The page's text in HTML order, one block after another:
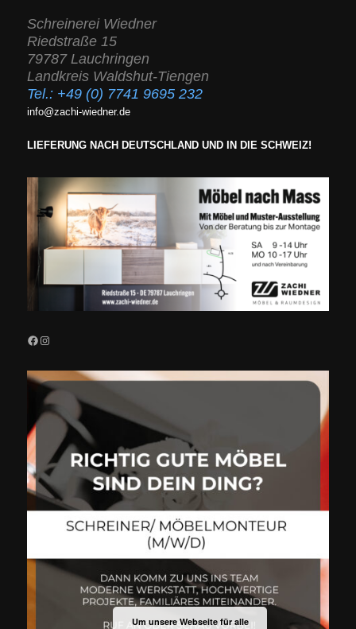
Schreinerei Wiedner
Riedstraße 15
79787 Lauchringen
Landkreis Waldshut-Tiengen
Tel.: +49 (0) 7741 9695 232
info@zachi-wiedner.de
LIEFERUNG NACH DEUTSCHLAND UND IN DIE SCHWEIZ!
Facebook
Instagram
Um unsere Webseite für alle